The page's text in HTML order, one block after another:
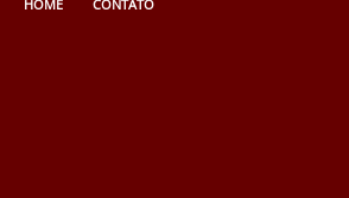
HOME CONTATO